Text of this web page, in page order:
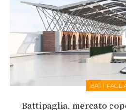
Battipaglia, mercato